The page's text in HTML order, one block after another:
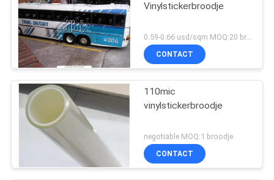
Vinylstickerbroodje
0.59-0.66 usd/sqm MOQ:20 broodjes
CONTACT
110mic
vinylstickerbroodje
negotiable MOQ:1 broodje
CONTACT